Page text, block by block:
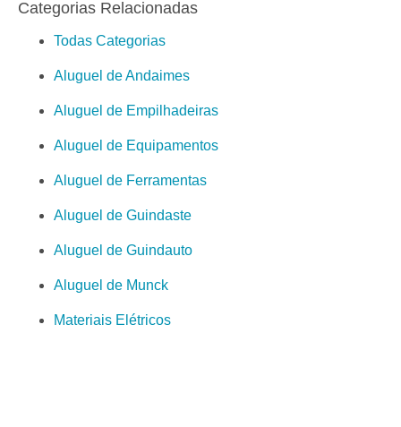
Categorias Relacionadas
Todas Categorias
Aluguel de Andaimes
Aluguel de Empilhadeiras
Aluguel de Equipamentos
Aluguel de Ferramentas
Aluguel de Guindaste
Aluguel de Guindauto
Aluguel de Munck
Materiais Elétricos